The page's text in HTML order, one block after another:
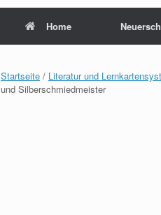
Home
Startseite / Literatur und
und Silberschmiedmeister